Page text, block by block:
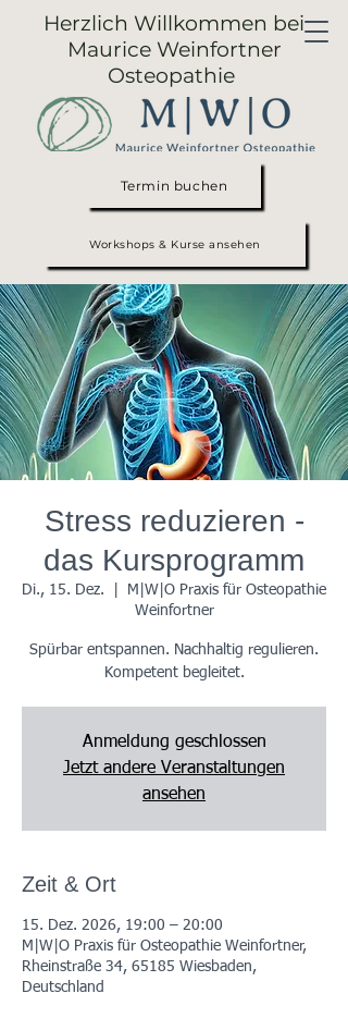
Herzlich Willkommen bei
Maurice Weinfortner
Osteopathie
Termin buchen
Workshops & Kurse ansehen
Stress reduzieren -
das Kursprogramm
Di., 15. Dez.
M|W|O Praxis für Osteopathie
Weinfortner
Spürbar entspannen. Nachhaltig regulieren.
Kompetent begleitet.
Anmeldung geschlossen
Jetzt andere Veranstaltungen
ansehen
Zeit & Ort
15. Dez. 2026, 19:00 – 20:00
M|W|O Praxis für Osteopathie Weinfortner,
Rheinstraße 34, 65185 Wiesbaden,
Deutschland